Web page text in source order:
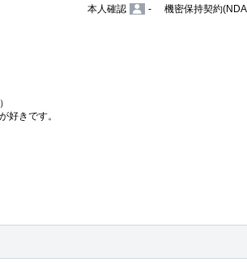
本人確認
- 機密保持契約
好きです。